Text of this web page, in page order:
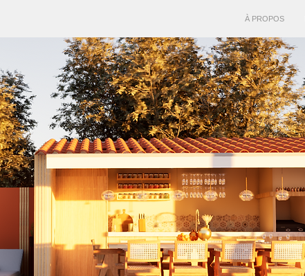
À PROPOS